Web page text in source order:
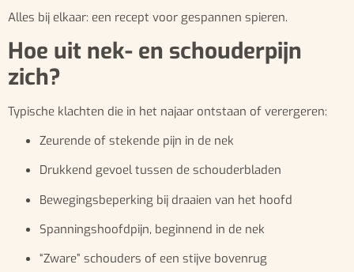
Alles bij elkaar: een recept voor gespannen spieren.
Hoe uit nek- en schouderpijn
zich?
Typische klachten die in het najaar ontstaan of verergeren:
Zeurende of stekende pijn in de nek
Drukkend gevoel tussen de schouderbladen
Bewegingsbeperking bij draaien van het hoofd
Spanningshoofdpijn, beginnend in de nek
“Zware” schouders of een stijve bovenrug